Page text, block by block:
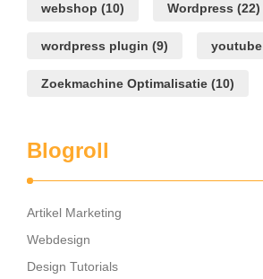
webshop (10) Wordpress (22)
wordpress plugin (9) youtube
Zoekmachine Optimalisatie (10)
Blogroll
Artikel Marketing
Webdesign
Design Tutorials